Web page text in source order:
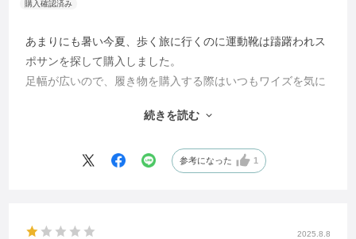
あまりにも暑い今夏、歩く旅に行くのに運動靴は躊躇われス
ポサンを探して購入しました。
足幅が広いので、履き物を購入する際はいつもワイズを気に
ず良かったのですが、私の足首が短いのでしょうが、踵と踝
きを購入して使用したところ、当たらなくなって快適に歩く
続きを読む
参考になった 1
2025.8.8